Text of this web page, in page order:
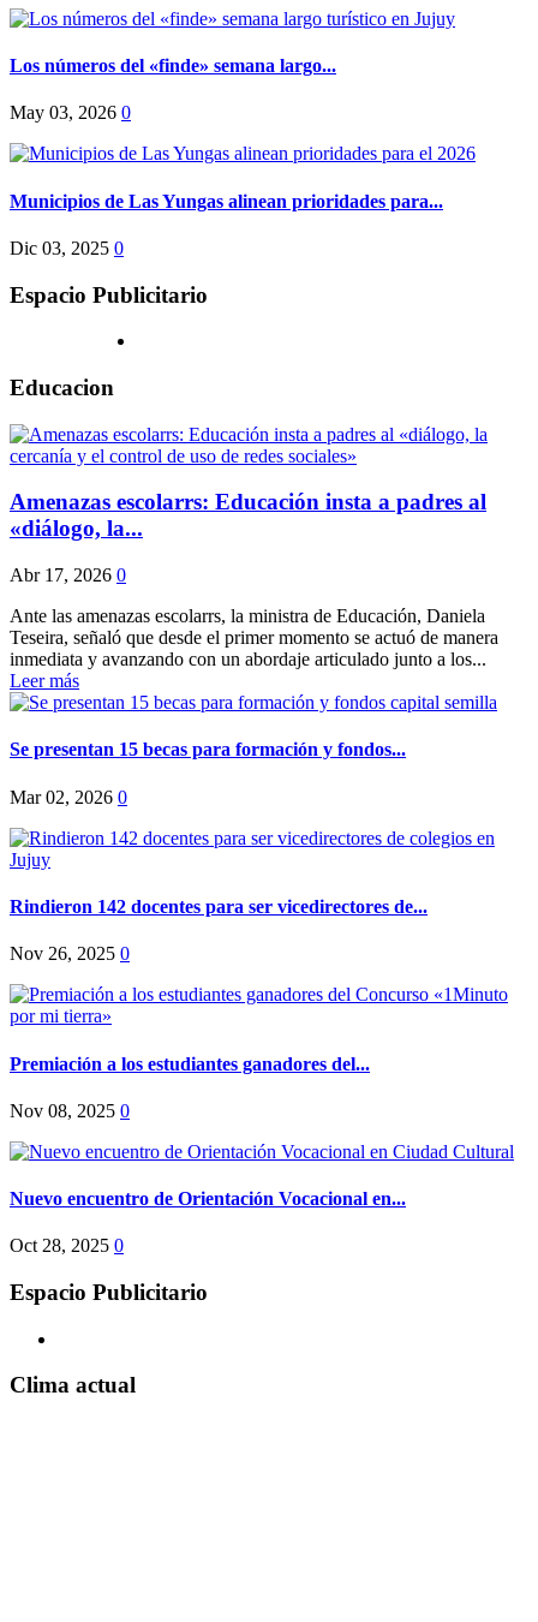
Los números del «finde» semana largo...
May 03, 2026 0
Municipios de Las Yungas alinean prioridades para...
Dic 03, 2025 0
Espacio Publicitario
Educacion
Amenazas escolarrs: Educación insta a padres al
«diálogo, la...
Abr 17, 2026 0
Ante las amenazas escolarrs, la ministra de Educación, Daniela
Teseira, señaló que desde el primer momento se actuó de manera
inmediata y avanzando con un abordaje articulado junto a los...
Leer más
Se presentan 15 becas para formación y fondos...
Mar 02, 2026 0
Rindieron 142 docentes para ser vicedirectores de...
Nov 26, 2025 0
Premiación a los estudiantes ganadores del...
Nov 08, 2025 0
Nuevo encuentro de Orientación Vocacional en...
Oct 28, 2025 0
Espacio Publicitario
Clima actual